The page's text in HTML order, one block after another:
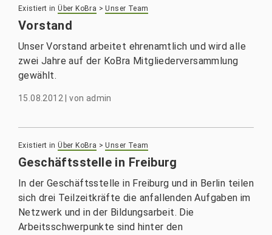
Existiert in Über KoBra >Unser Team
Vorstand
Unser Vorstand arbeitet ehrenamtlich und wird alle
zwei Jahre auf der KoBra Mitgliederversammlung
gewählt.
15.08.2012 |von admin
Existiert in Über KoBra >Unser Team
Geschäftsstelle in Freiburg
In der Geschäftsstelle in Freiburg und in Berlin teilen
sich drei Teilzeitkräfte die anfallenden Aufgaben im
Netzwerk und in der Bildungsarbeit. Die
Arbeitsschwerpunkte sind hinter den